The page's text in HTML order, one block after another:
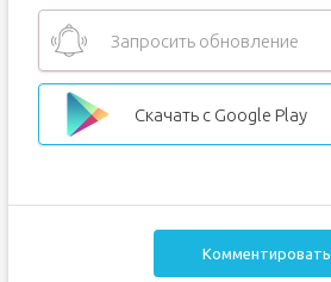
Запросить обновление
Скачать с Google Play
Комментировать